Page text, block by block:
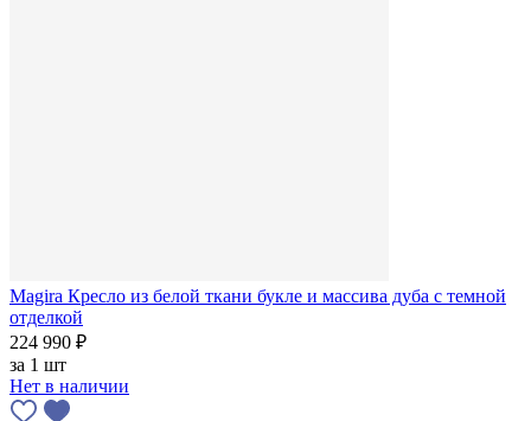
Magira Кресло из белой ткани букле и массива дуба с темной
отделкой
224 990 ₽
за 1 шт
Нет в наличии